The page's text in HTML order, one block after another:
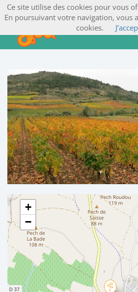
+
−
Ce site utilise des cookies pour vous
En poursuivant votre navigation, vous
cookies.